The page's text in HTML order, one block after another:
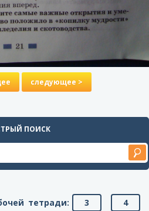
следующее >
ПОИСК
тетради: 3 4